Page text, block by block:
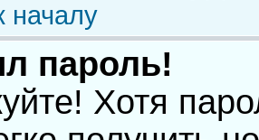
началу
пароль!
Хотя